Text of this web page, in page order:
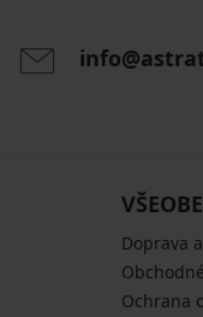
Doprava
Ochrana